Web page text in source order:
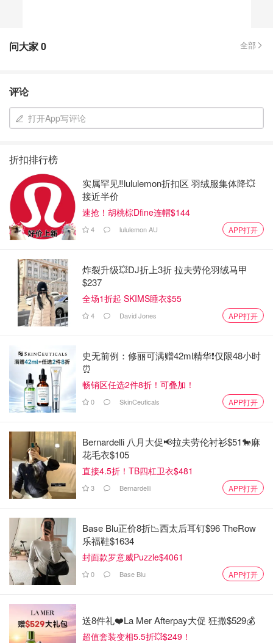
问大家0 全部
评论
打开App写评论
折扣排行榜
实属罕见‼️lululemon折扣区 羽绒服集体降💥
接近半价
速抢！胡桃棕Dfine连帽$144
4 lululemon AU APP打开
炸裂升级💥DJ折上3折 拉夫劳伦羽绒马甲
$237
全场1折起 SKIMS睡衣$55
4 David Jones APP打开
史无前例：修丽可满赠42ml精华❗️仅限48小时
⏰️
畅销区任选2件8折！可叠加！
0 SkinCeuticals APP打开
Bernardelli 八月大促📢拉夫劳伦衬衫$51🐎麻
花毛衣$105
直接4.5折！TB四杠卫衣$481
3 Bernardelli APP打开
Base Blu正价8折📉西太后耳钉$96 TheRow
乐福鞋$1634
封面款罗意威Puzzle$4061
0 Base Blu APP打开
送8件礼❤️La Mer Afterpay大促 狂撒$529💰
超值套装变相5.5折💥$249！